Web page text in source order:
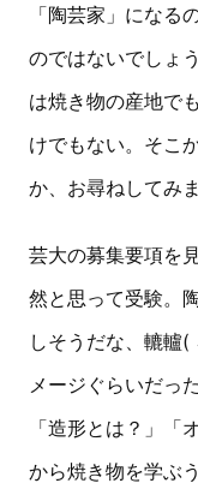
「陶芸家」になる
のではないでしょ
は焼き物の産地で
けでもない。そこ
か、お尋ねしてみま
芸大の募集要項を
然と思って受験。
しそうだな、轆轤
メージぐらいだっ
「造形とは？」「
から焼き物を学ぶ